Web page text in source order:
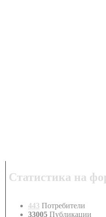
Статистика на
443 Потребители
33005 Публикации